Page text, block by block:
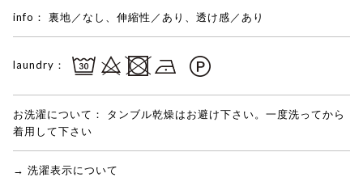
info： 裏地／なし、伸縮性／あり、透け感／あり
laundry：
お洗濯について：
タンブル乾燥はお避け下さい。一度洗ってから
着用して下さい
→ 洗濯表示について